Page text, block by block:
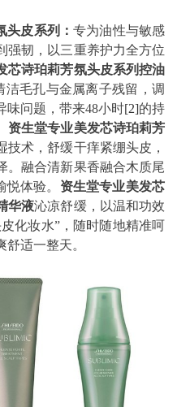
头皮系列：专为油性与敏感
强韧，以三重养护力全方位
芯诗珀莉芳氛头皮系列控油
毛孔与金属离子残留，调
味问题，带来48小时[2]的持
资生堂专业美发芯诗珀莉芳
技术，舒缓干痒紧绷头皮，
。融合清新果香融合木质尾
体验。 资生堂专业美发芯
华液沁凉舒缓，以温和功效
化妆水”，随时随地精准呵
适一整天。